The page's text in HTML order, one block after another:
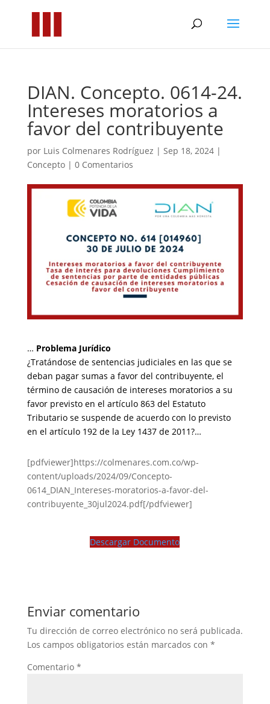
DIAN. Concepto. 0614-24.
Intereses moratorios a
favor del contribuyente
por Luis Colmenares Rodríguez | Sep 18, 2024|
Concepto| 0 Comentarios
… Problema Jurídico
¿Tratándose de sentencias judiciales en las que se
deban pagar sumas a favor del contribuyente, el
término de causación de intereses moratorios a su
favor previsto en el artículo 863 del Estatuto
Tributario se suspende de acuerdo con lo previsto
en el artículo 192 de la Ley 1437 de 2011?…
[pdfviewer]https://colmenares.com.co/wp-
content/uploads/2024/09/Concepto-
0614_DIAN_Intereses-moratorios-a-favor-del-
contribuyente_30jul2024.pdf[/pdfviewer]
Descargar Documento
Enviar comentario
Tu dirección de correo electrónico no será publicada.
Los campos obligatorios están marcados con *
Comentario *